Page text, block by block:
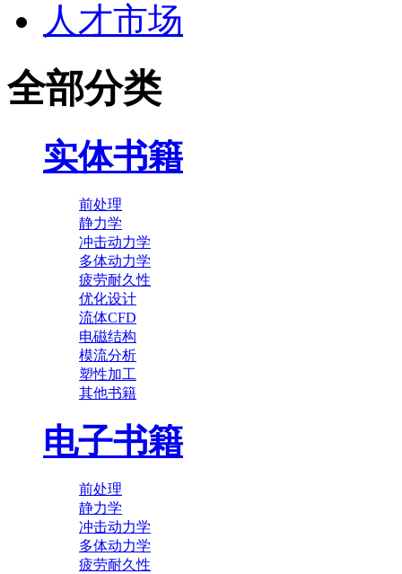
人才市场
全部分类
实体书籍
前处理
静力学
冲击动力学
多体动力学
疲劳耐久性
优化设计
流体CFD
电磁结构
模流分析
塑性加工
其他书籍
电子书籍
前处理
静力学
冲击动力学
多体动力学
疲劳耐久性